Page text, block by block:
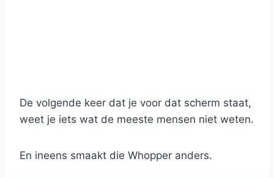
De volgende keer dat je voor dat scherm staat,
weet je iets wat de meeste mensen niet weten.
En ineens smaakt die Whopper anders.